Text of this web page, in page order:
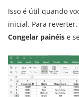
Isso é útil quando
inicial. Para
Congelar painéis e